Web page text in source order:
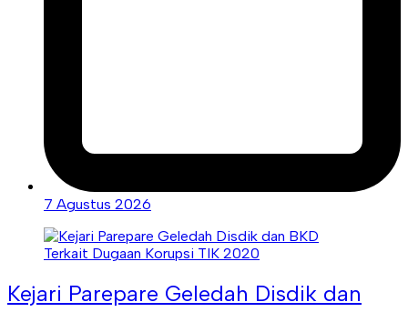
7 Agustus 2026
Kejari Parepare Geledah Disdik dan